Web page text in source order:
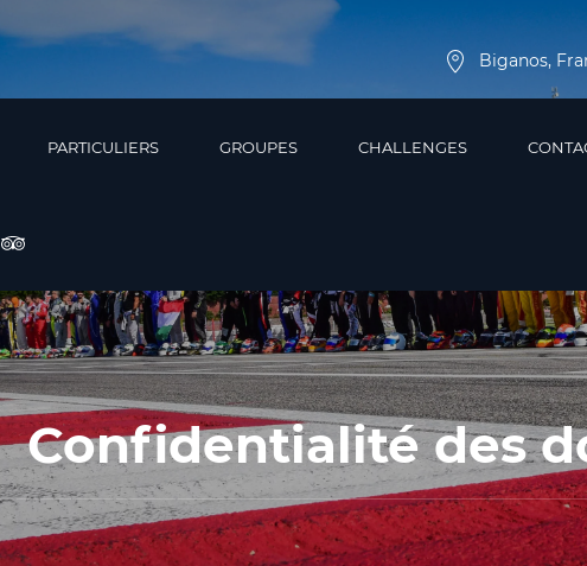
Biganos,
PARTICULIERS GROUPES CHALLENGES
Confidentialité des